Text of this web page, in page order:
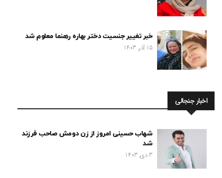
خبر تغییر جنسیت دختر بهاره رهنما معلوم شد
15 آذر, 1403
اخبار جنجالی
شهاب حسینی امروز از زن دومش صاحب فرزند
شد
3 دی, 1403